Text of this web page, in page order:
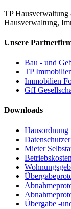
TP Hausverwaltung
Hausverwaltung,
Unsere
Bau - und
TP
Immobilien
GfI
Downloads
Hausordnung
Mieter
Übergabe -